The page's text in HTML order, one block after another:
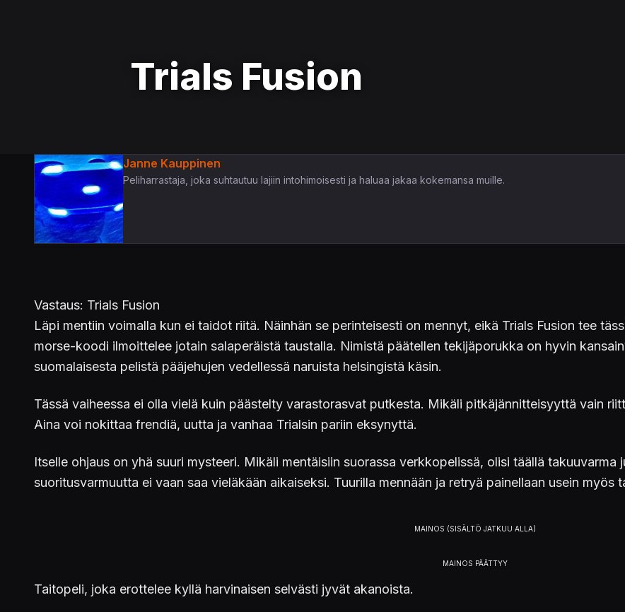
Trials Fusion
Janne Kauppinen
Peliharrastaja, joka suhtautuu lajiin intohimoisesti ja haluaa jakaa kokemansa muille.
Vastaus: Trials Fusion
Läpi mentiin voimalla kun ei taidot riitä. Näinhän se perinteisesti on mennyt, eikä Trials Fusion tee
morse-koodi ilmoittelee jotain salaperäistä taustalla. Nimistä päätellen tekijäporukka on hyvin
suomalaisesta pelistä pääjehujen vedellessä naruista helsingistä käsin.
Tässä vaiheessa ei olla vielä kuin päästelty varastorasvat putkesta. Mikäli pitkäjännitteisyyttä vain
Aina voi nokittaa frendiä, uutta ja vanhaa Trialsin pariin eksynyttä.
Itselle ohjaus on yhä suuri mysteeri. Mikäli mentäisiin suorassa verkkopelissä, olisi täällä takuuvarma
suoritusvarmuutta ei vaan saa vieläkään aikaiseksi. Tuurilla mennään ja retryä painellaan usein myös
Taitopeli, joka erottelee kyllä harvinaisen selvästi jyvät akanoista.